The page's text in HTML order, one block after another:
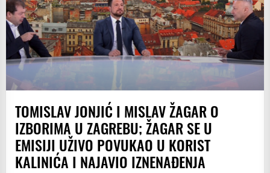
TOMISLAV JONJIĆ I MISLAV ŽAGAR O
IZBORIMA U ZAGREBU; ŽAGAR SE U
EMISIJI UŽIVO POVUKAO U KORIST
KALINIĆA I NAJAVIO IZNENAĐENJA